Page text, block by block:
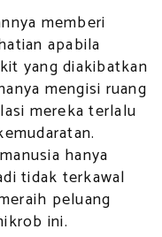
memberi
apabila
yang diakibatkan
mengisi ruang
mereka terlalu
hanya
tidak terkawal
peluang
ini.